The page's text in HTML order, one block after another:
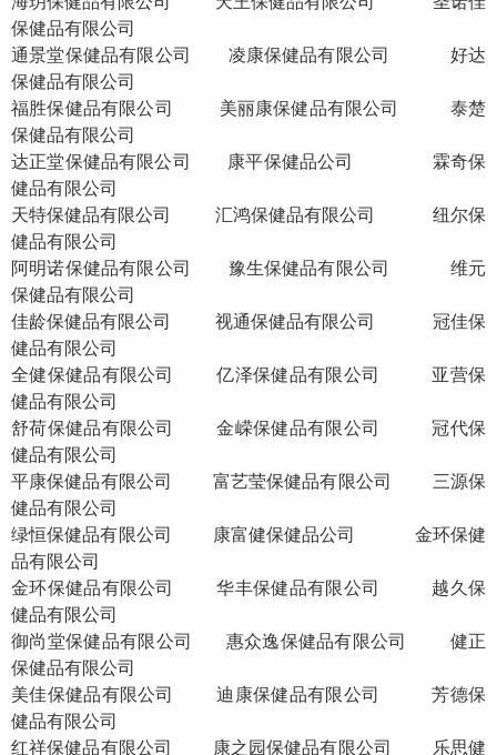
保健品有限公司
通景堂保健品有限公司
凌康保健品有限公司
好达
保健品有限公司
福胜保健品有限公司
美丽康保健品有限公司
泰楚
保健品有限公司
达正堂保健品有限公司
康平保健品公司
霖奇保
健品有限公司
天特保健品有限公司
汇鸿保健品有限公司
纽尔保
健品有限公司
阿明诺保健品有限公司
豫生保健品有限公司
维元
保健品有限公司
佳龄保健品有限公司
视通保健品有限公司
冠佳保
健品有限公司
全健保健品有限公司
亿泽保健品有限公司
亚营保
健品有限公司
舒荷保健品有限公司
金嵘保健品有限公司
冠代保
健品有限公司
平康保健品有限公司
富艺莹保健品有限公司
三源保
健品有限公司
绿恒保健品有限公司
康富健保健品公司
金环保健
品有限公司
金环保健品有限公司
华丰保健品有限公司
越久保
健品有限公司
御尚堂保健品有限公司
惠众逸保健品有限公司
健正
保健品有限公司
美佳保健品有限公司
迪康保健品有限公司
芳德保
健品有限公司
红祥保健品有限公司
康之园保健品有限公司
乐思健